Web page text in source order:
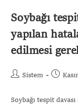
Soybağı
yapılan
edilmesi
Sistem
Soybağı tespit